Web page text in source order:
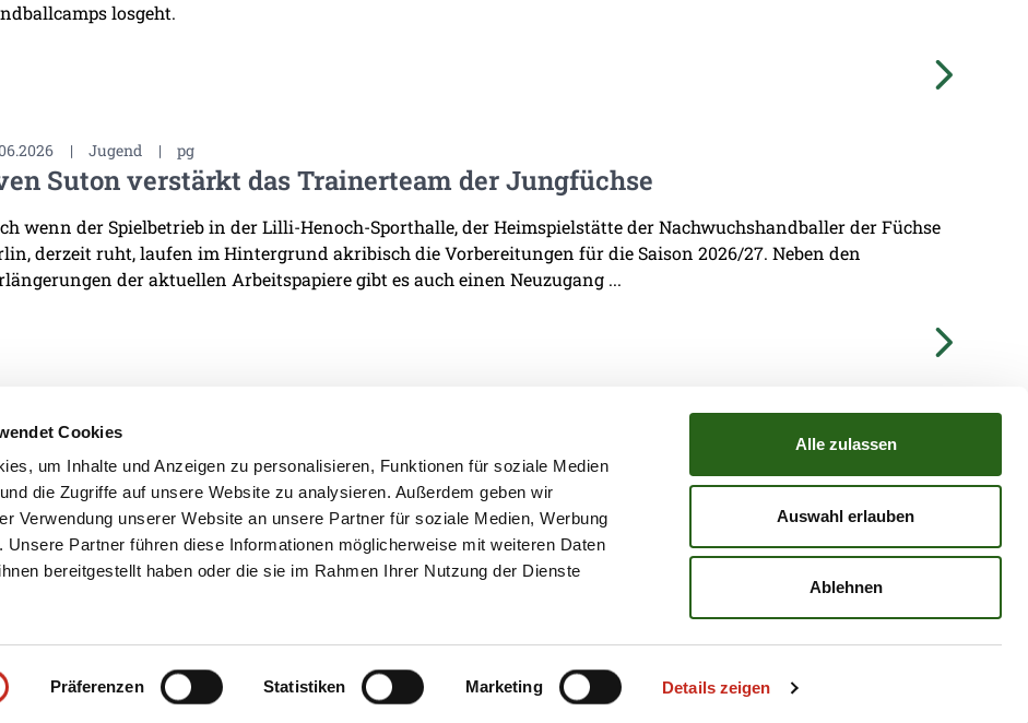
Cookies
um Inhalte und Anzeigen zu personalisieren, Funktionen für soziale Medien
die Zugriffe auf unsere Website zu analysieren. Außerdem geben wir
Verwendung unserer Website an unsere Partner für soziale Medien, Werbung
Unsere Partner führen diese Informationen möglicherweise mit weiteren Daten
bereitgestellt haben oder die sie im Rahmen Ihrer Nutzung der Dienste
Präferenzen Statistiken Marketing Details zeigen
Alle zulassen
Auswahl erlauben
Ablehnen
losgeht.
| Jugend | pg
Suton verstärkt das Trainerteam der Jungfüchse
wenn der Spielbetrieb in der Lilli-Henoch-Sporthalle, der Heimspielstätte der Nachwuchshandballer der Füchse
derzeit ruht, laufen im Hintergrund akribisch die Vorbereitungen für die Saison 2026/27. Neben den
der aktuellen Arbeitspapiere gibt es auch einen Neuzugang ...
IMPRESSUM DATENSCHUTZ ATGB